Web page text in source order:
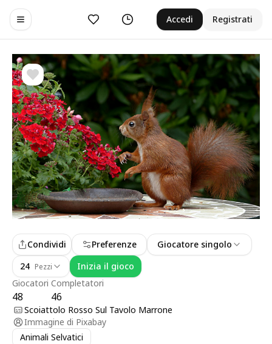
Toggle navigation menu
Preferiti Cronologia Accedi Registrati
Giocatori
48
Completatori
46
Condividi Preferenze
Giocatore singolo
24 Pezzi Inizia il gioco
Scoiattolo Rosso Sul Tavolo Marrone
Immagine di Pixabay
Animali Selvatici